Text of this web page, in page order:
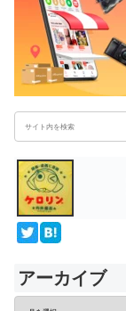
アーカイブ